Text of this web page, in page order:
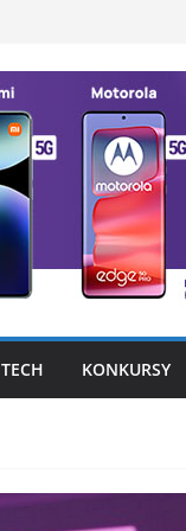
TECH KONKURSY